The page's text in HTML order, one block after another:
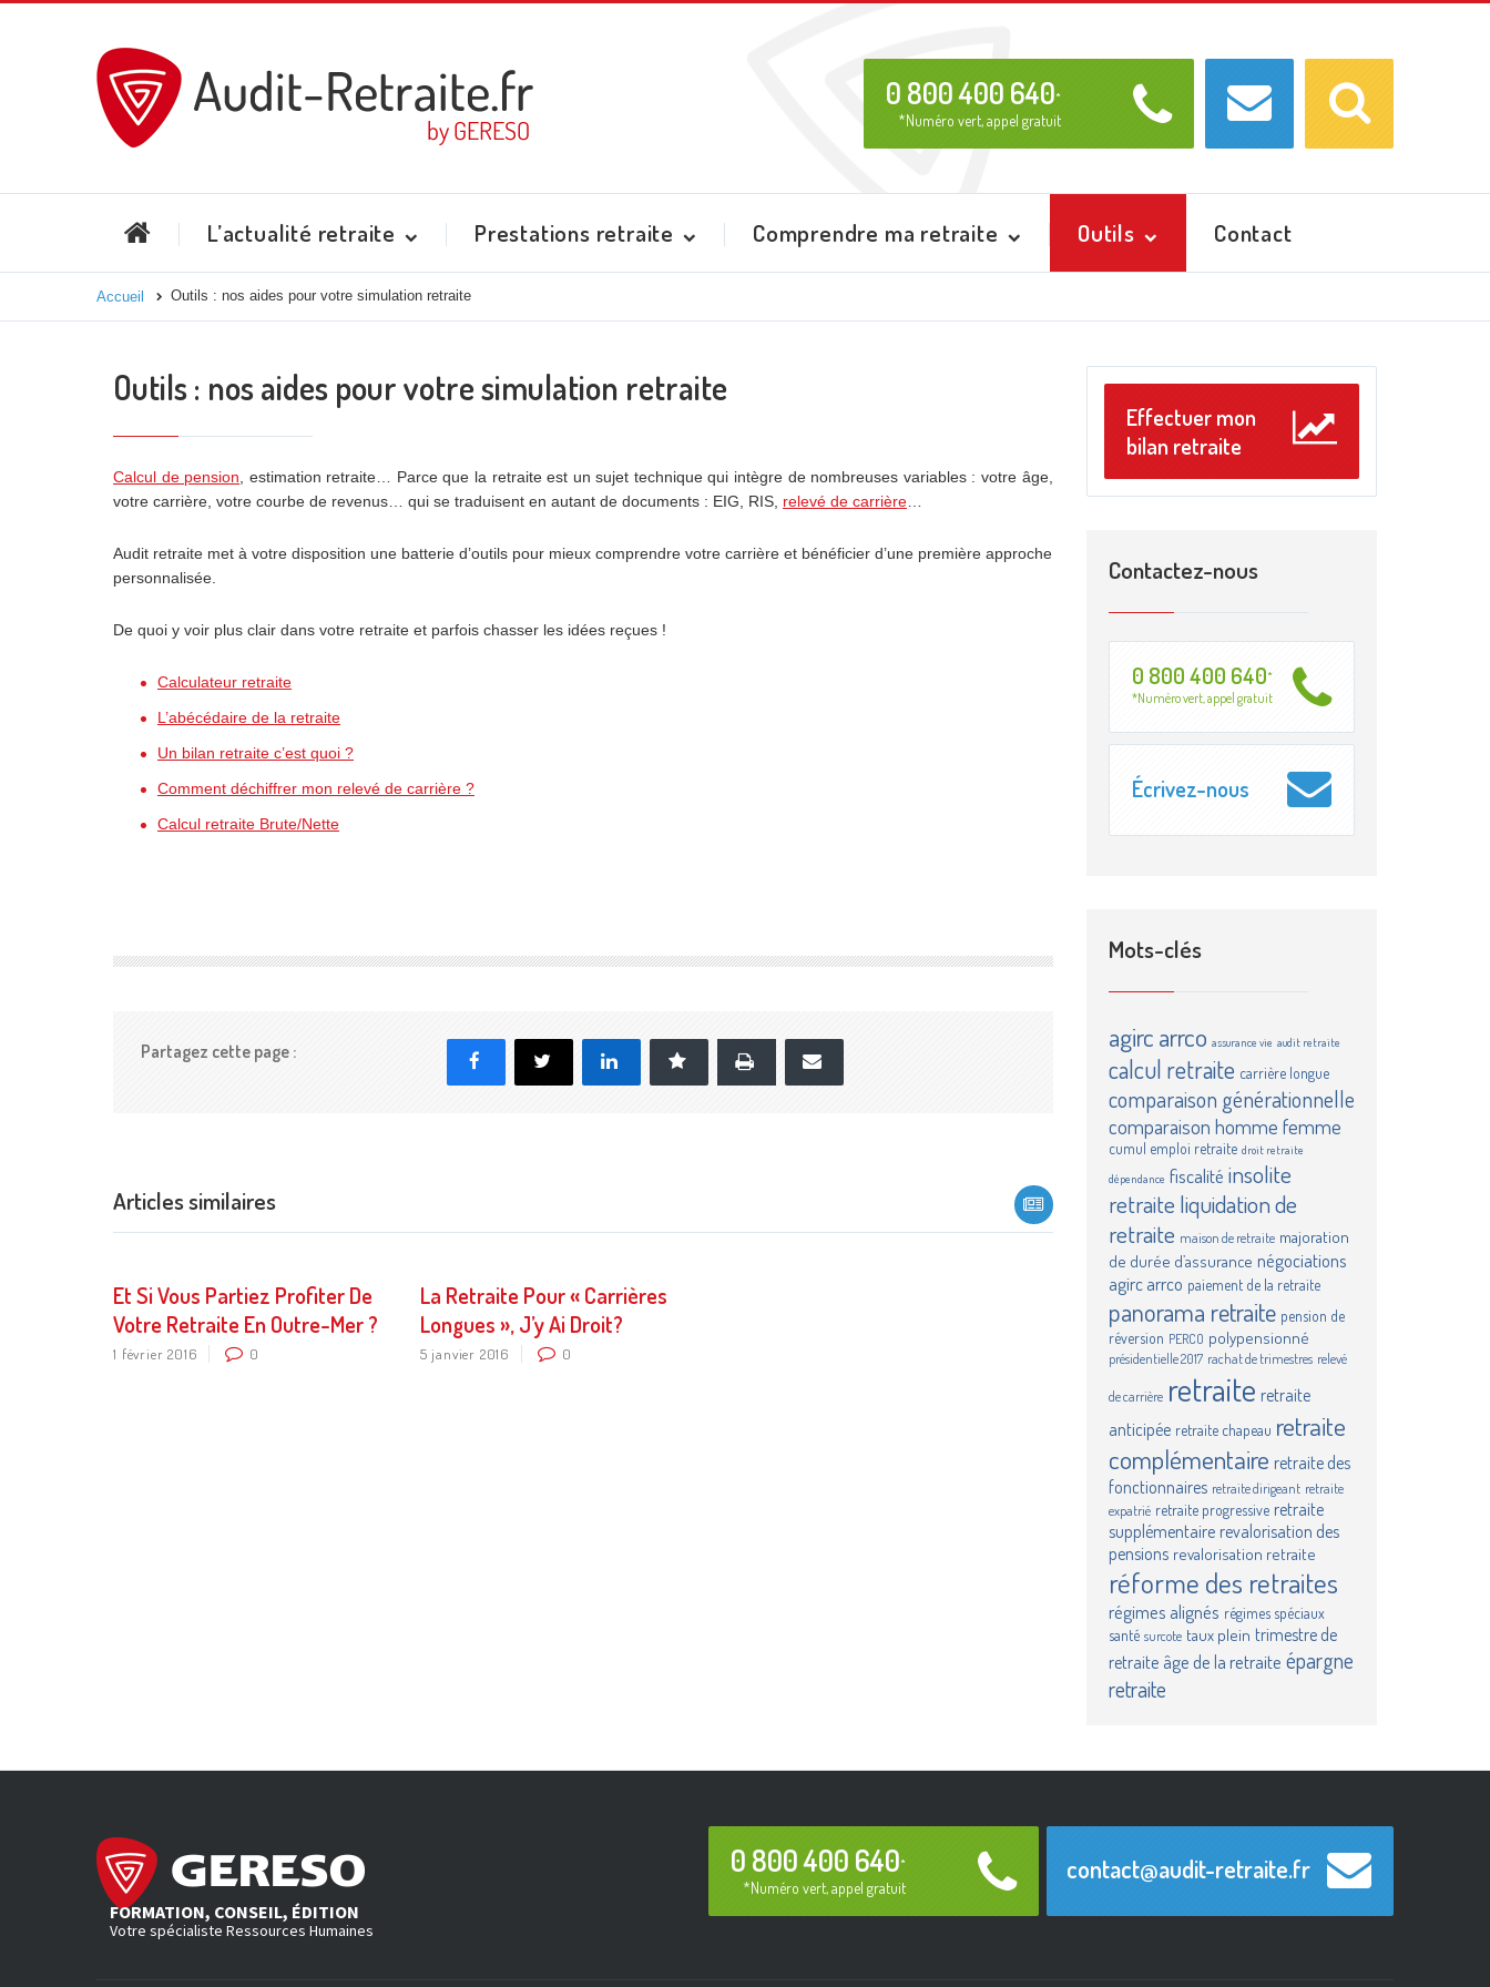
0 800 400 640*
*Numéro vert, appel gratuit
Recherche
L’actualité retraite Prestations retraite Comprendre ma retraite Outils Contact
Accueil Outils : nos aides pour votre simulation retraite
Outils : nos aides pour votre simulation retraite
Calcul de pension , estimation retraite… Parce que la retraite est un sujet technique qui intègre de nombreuses variables : votre âge,
votre carrière, votre courbe de revenus… qui se traduisent en autant de documents : EIG, RIS, relevé de carrière
Audit retraite met à votre disposition une batterie d’outils pour mieux comprendre votre carrière et bénéficier d’une première approche
personnalisée.
De quoi y voir plus clair dans votre retraite et parfois chasser les idées reçues !
Calculateur retraite
L’abécédaire de la retraite
Un bilan retraite c’est quoi ?
Comment déchiffrer mon relevé de carrière ?
Calcul retraite Brute/Nette
Partagez cette page : Facebook LinkedIn Marque-page
Imprimer
Articles similaires
Et Si Vous Partiez Profiter De
Votre Retraite En Outre-Mer ?
1 février 2016 0
La Retraite Pour « Carrières
Longues », J’y Ai Droit?
5 janvier 2016 0
Effectuer mon
bilan retraite
Contactez-nous
0 800 400 640*
*Numéro vert, appel gratuit
Écrivez-nous
Mots-clés
agirc arrco assurance vie audit retraite
calcul retraite carrière longue
comparaison générationnelle
comparaison homme femme
cumul emploi retraite droit retraite
dépendance fiscalité insolite
retraite liquidation de
retraite maison de retraite majoration
de durée d’assurance négociations
agirc arrco paiement de la retraite
panorama retraite pension de
réversion PERCO polypensionné
présidentielle 2017 rachat de trimestres relevé
de carrière retraite retraite
anticipée retraite chapeau retraite
complémentaire retraite des
fonctionnaires retraite dirigeant retraite
expatrié retraite progressive retraite
supplémentaire revalorisation des
pensions revalorisation retraite
réforme des retraites
régimes alignés régimes spéciaux
santé surcote taux plein trimestre de
retraite âge de la retraite épargne
retraite
FORMATION, CONSEIL, ÉDITION
Votre spécialiste Ressources Humaines
0 800 400 640*
*Numéro vert, appel gratuit
contact@audit-retraite.fr